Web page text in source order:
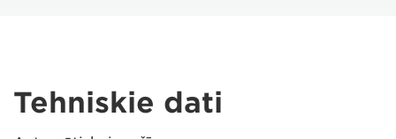
Tehniskie dati